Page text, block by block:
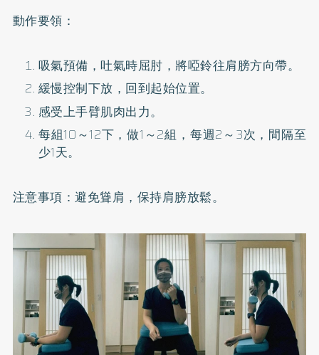
動作要領：
吸氣預備，吐氣時屈肘，將啞鈴往肩膀方向帶。
緩慢控制下放，回到起始位置。
感受上手臂肌肉出力。
每組10～12下，做1～2組，每週2～3次，間隔至
少1天。
注意事項：避免聳肩，保持肩膀放鬆。